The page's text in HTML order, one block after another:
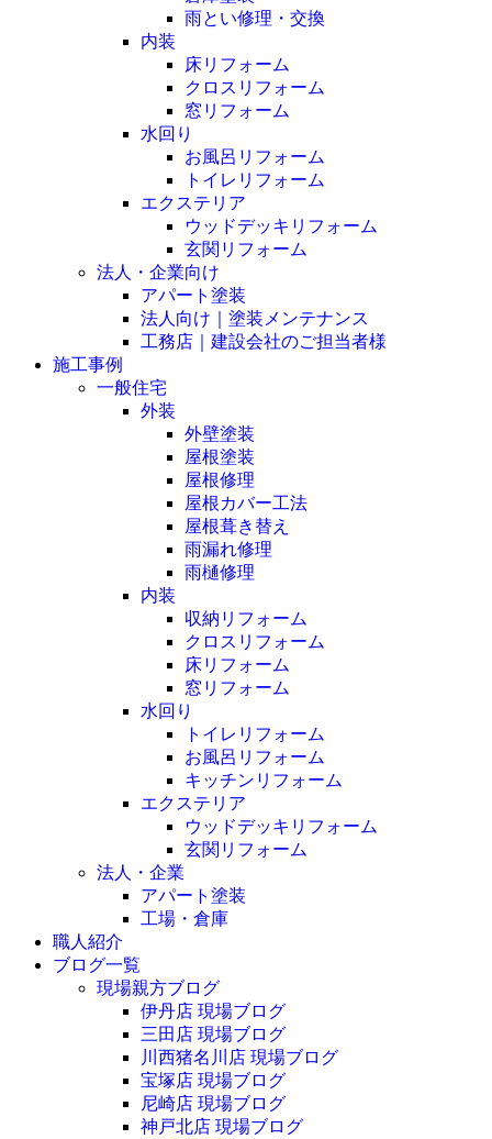
雨とい修理・交換
内装
床リフォーム
クロスリフォーム
窓リフォーム
水回り
お風呂リフォーム
トイレリフォーム
エクステリア
ウッドデッキリフォーム
玄関リフォーム
法人・企業向け
アパート塗装
法人向け｜塗装メンテナンス
工務店｜建設会社のご担当者様
施工事例
一般住宅
外装
外壁塗装
屋根塗装
屋根修理
屋根カバー工法
屋根葺き替え
雨漏れ修理
雨樋修理
内装
収納リフォーム
クロスリフォーム
床リフォーム
窓リフォーム
水回り
トイレリフォーム
お風呂リフォーム
キッチンリフォーム
エクステリア
ウッドデッキリフォーム
玄関リフォーム
法人・企業
アパート塗装
工場・倉庫
職人紹介
ブログ一覧
現場親方ブログ
伊丹店 現場ブログ
三田店 現場ブログ
川西猪名川店 現場ブログ
宝塚店 現場ブログ
尼崎店 現場ブログ
神戸北店 現場ブログ